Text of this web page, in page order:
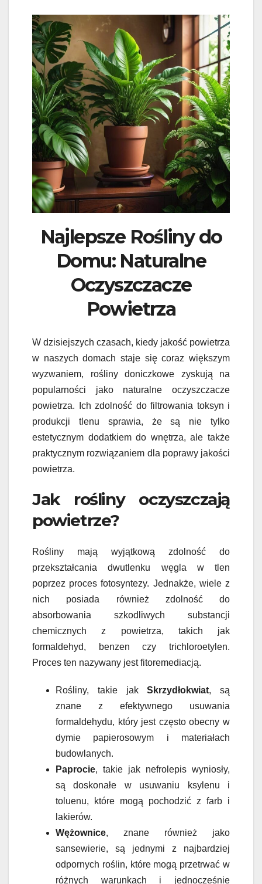
Najlepsze Rośliny do
Domu: Naturalne
Oczyszczacze
Powietrza
W dzisiejszych czasach, kiedy jakość powietrza
w naszych domach staje się coraz większym
wyzwaniem, rośliny doniczkowe zyskują na
popularności jako naturalne oczyszczacze
powietrza. Ich zdolność do filtrowania toksyn i
produkcji tlenu sprawia, że są nie tylko
estetycznym dodatkiem do wnętrza, ale także
praktycznym rozwiązaniem dla poprawy jakości
powietrza.
Jak rośliny oczyszczają
powietrze?
Rośliny mają wyjątkową zdolność do
przekształcania dwutlenku węgla w tlen
poprzez proces fotosyntezy. Jednakże, wiele z
nich posiada również zdolność do
absorbowania szkodliwych substancji
chemicznych z powietrza, takich jak
formaldehyd, benzen czy trichloroetylen.
Proces ten nazywany jest fitoremediacją.
Rośliny, takie jakSkrzydłokwiat, są
znane z efektywnego usuwania
formaldehydu, który jest często obecny w
dymie papierosowym i materiałach
budowlanych.
Paprocie, takie jak nefrolepis wyniosły,
są doskonałe w usuwaniu ksylenu i
toluenu, które mogą pochodzić z farb i
lakierów.
Wężownice, znane również jako
sansewierie, są jednymi z najbardziej
odpornych roślin, które mogą przetrwać w
różnych warunkach i jednocześnie